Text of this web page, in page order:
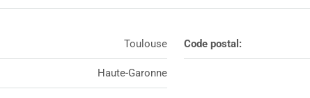
Toulouse Code postal:
Haute-Garonne